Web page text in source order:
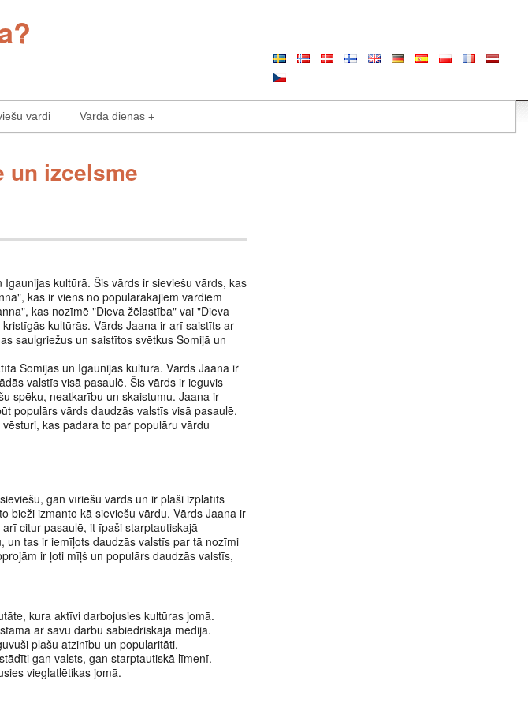
vardi Varda dienas
un izcelsme
kultūrā. Šis vārds ir sieviešu vārds, kas
kas ir viens no populārākajiem vārdiem
kas nozīmē "Dieva žēlastība" vai "Dieva
kultūrās. Vārds Jaana ir arī saistīts ar
saulgriežus un saistītos svētkus Somijā un
Somijas un Igaunijas kultūra. Vārds Jaana ir
valstīs visā pasaulē. Šis vārds ir ieguvis
spēku, neatkarību un skaistumu. Jaana ir
populārs vārds daudzās valstīs visā pasaulē.
kas padara to par populāru vārdu
gan vīriešu vārds un ir plaši izplatīts
bieži izmanto kā sieviešu vārdu. Vārds Jaana ir
citur pasaulē, it īpaši starptautiskajā
un tas ir iemīļots daudzās valstīs par tā nozīmi
ir ļoti mīļš un populārs daudzās valstīs,
kura aktīvi darbojusies kultūras jomā.
ar savu darbu sabiedriskajā medijā.
plašu atzinību un popularitāti.
gan valsts, gan starptautiskā līmenī.
vieglatlētikas jomā.